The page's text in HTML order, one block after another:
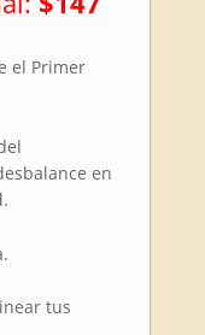
el Primer
en
tus